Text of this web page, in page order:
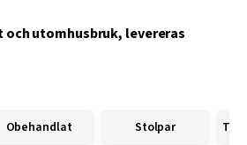
utomhusbruk, levereras
Obehandlat Stolpar